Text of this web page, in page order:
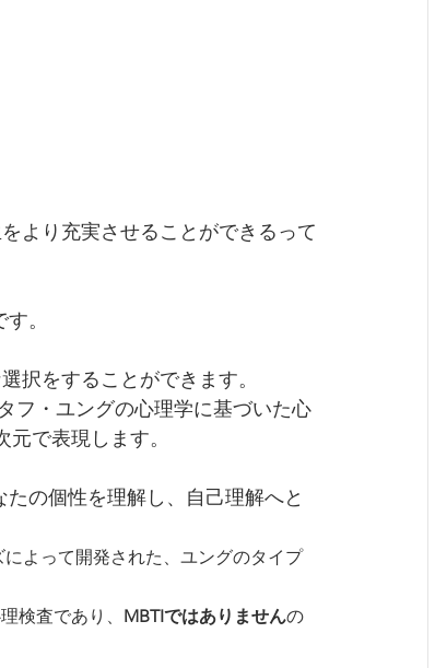
より充実させることができるって
す。
択をすることができます。
フ・ユングの心理学に基づいた心
で表現します。
たの個性を理解し、自己理解へと
よって開発された、ユングのタイプ
検査であり、 MBTIではありませんの